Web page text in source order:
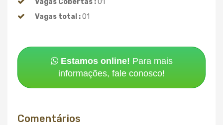
Vagas Cobertas :01
Vagas total :01
Estamos online! Para mais
informações, fale conosco!
Comentários